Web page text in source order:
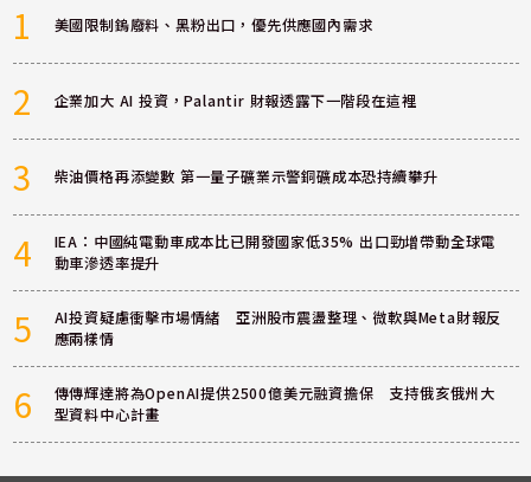
1 美國限制鎢廢料、黑粉出口，優先供應國內需求
2 企業加大 AI 投資，Palantir 財報透露下一階段在這裡
3 柴油價格再添變數 第一量子礦業示警銅礦成本恐持續攀升
4
IEA：中國純電動車成本比已開發國家低35% 出口勁增帶動全球電
動車滲透率提升
5
AI投資疑慮衝擊市場情緒 亞洲股市震盪整理、微軟與Meta財報反
應兩樣情
6
傳傳輝達將為OpenAI提供2500億美元融資擔保 支持俄亥俄州大
型資料中心計畫